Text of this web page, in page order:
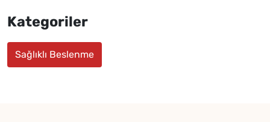
Kategoriler
Sağlıklı Beslenme